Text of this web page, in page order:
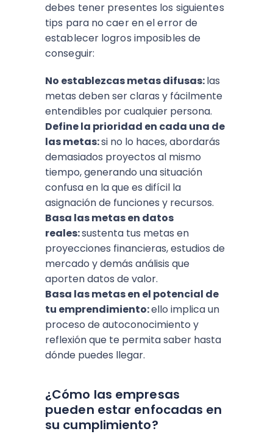
debes tener presentes los siguientes
tips para no caer en el error de
establecer logros imposibles de
conseguir:
No establezcas metas difusas:las
metas deben ser claras y fácilmente
entendibles por cualquier persona.
Define la prioridad en cada una de
las metas:si no lo haces, abordarás
demasiados proyectos al mismo
tiempo, generando una situación
confusa en la que es difícil la
asignación de funciones y recursos.
Basa las metas en datos
reales:sustenta tus metas en
proyecciones financieras, estudios de
mercado y demás análisis que
aporten datos de valor.
Basa las metas en el potencial de
tu emprendimiento:ello implica un
proceso de autoconocimiento y
reflexión que te permita saber hasta
dónde puedes llegar.
¿Cómo las empresas
pueden estar enfocadas en
su cumplimiento?